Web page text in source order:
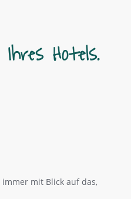
Hotels.
mit Blick auf das,